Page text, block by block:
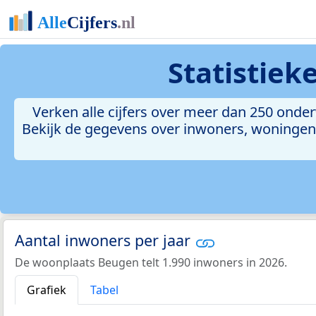
Verken alle cijfers over meer dan 250
Bekijk de gegevens over inwoners,
Aantal inwoners per jaar
De woonplaats Beugen telt 1.990 inwoners in 2026.
Grafiek
Tabel